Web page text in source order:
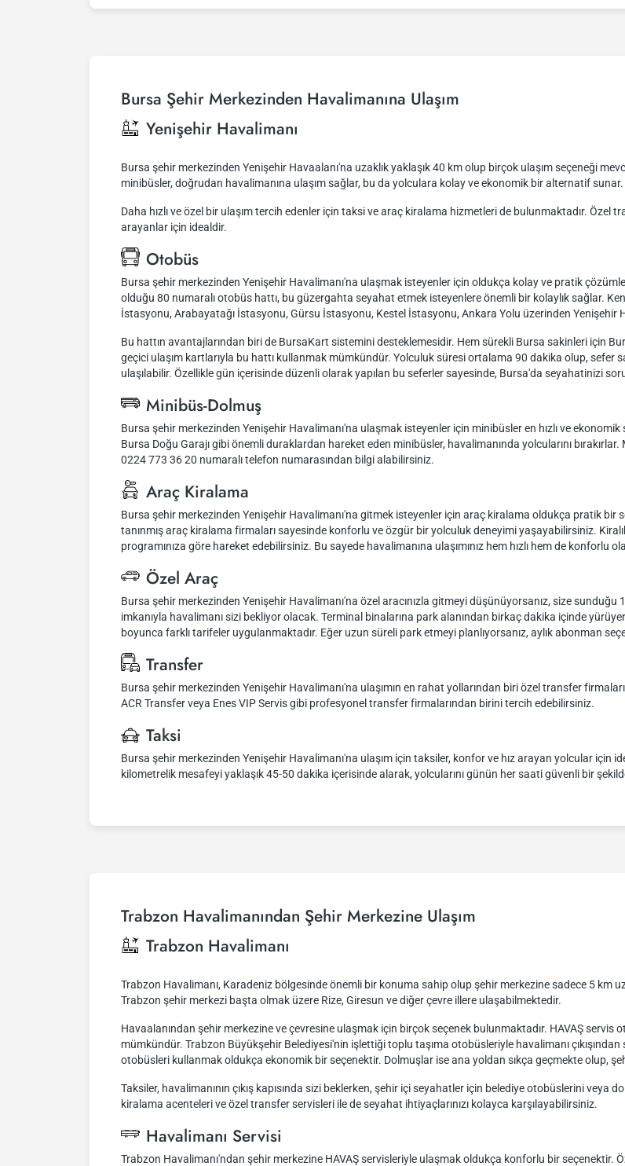
Bursa Şehir Merkezinden Havalimanına Ulaşım
Yenişehir Havalimanı
Bursa şehir merkezinden Yenişehir Havaalanı'na uzaklık yaklaşık 40 km olup birçok ulaşım seçeneği
minibüsler, doğrudan havalimanına ulaşım sağlar, bu da yolculara kolay ve ekonomik bir alternatif sunar.
Daha hızlı ve özel bir ulaşım tercih edenler için taksi ve araç kiralama hizmetleri de bulunmaktadır.
arayanlar için idealdir.
Otobüs
Bursa şehir merkezinden Yenişehir Havalimanı'na ulaşmak isteyenler için oldukça kolay ve pratik
olduğu 80 numaralı otobüs hattı, bu güzergahta seyahat etmek isteyenlere önemli bir kolaylık sağlar.
İstasyonu, Arabayatağı İstasyonu, Gürsu İstasyonu, Kestel İstasyonu, Ankara Yolu üzerinden Yenişehir
Bu hattın avantajlarından biri de BursaKart sistemini desteklemesidir. Hem sürekli Bursa sakinleri için
geçici ulaşım kartlarıyla bu hattı kullanmak mümkündür. Yolculuk süresi ortalama 90 dakika olup, sefer
ulaşılabilir. Özellikle gün içerisinde düzenli olarak yapılan bu seferler sayesinde, Bursa'da seyahatinizi
Minibüs-Dolmuş
Bursa şehir merkezinden Yenişehir Havalimanı'na ulaşmak isteyenler için minibüsler en hızlı ve
Bursa Doğu Garajı gibi önemli duraklardan hareket eden minibüsler, havalimanında yolcularını
0224 773 36 20 numaralı telefon numarasından bilgi alabilirsiniz.
Araç Kiralama
Bursa şehir merkezinden Yenişehir Havalimanı'na gitmek isteyenler için araç kiralama oldukça pratik bir
tanınmış araç kiralama firmaları sayesinde konforlu ve özgür bir yolculuk deneyimi yaşayabilirsiniz.
programınıza göre hareket edebilirsiniz. Bu sayede havalimanına ulaşımınız hem hızlı hem de konforlu
Özel Araç
Bursa şehir merkezinden Yenişehir Havalimanı'na özel aracınızla gitmeyi düşünüyorsanız, size
imkanıyla havalimanı sizi bekliyor olacak. Terminal binalarına park alanından birkaç dakika içinde
boyunca farklı tarifeler uygulanmaktadır. Eğer uzun süreli park etmeyi planlıyorsanız, aylık abonman
Transfer
Bursa şehir merkezinden Yenişehir Havalimanı'na ulaşımın en rahat yollarından biri özel transfer
ACR Transfer veya Enes VIP Servis gibi profesyonel transfer firmalarından birini tercih edebilirsiniz.
Taksi
Bursa şehir merkezinden Yenişehir Havalimanı'na ulaşım için taksiler, konfor ve hız arayan yolcular için
kilometrelik mesafeyi yaklaşık 45-50 dakika içerisinde alarak, yolcularını günün her saati güvenli bir
Trabzon Havalimanından Şehir Merkezine Ulaşım
Trabzon Havalimanı
Trabzon Havalimanı, Karadeniz bölgesinde önemli bir konuma sahip olup şehir merkezine sadece 5 km
Trabzon şehir merkezi başta olmak üzere Rize, Giresun ve diğer çevre illere ulaşabilmektedir.
Havaalanından şehir merkezine ve çevresine ulaşmak için birçok seçenek bulunmaktadır. HAVAŞ servis
mümkündür. Trabzon Büyükşehir Belediyesi'nin işlettiği toplu taşıma otobüsleriyle havalimanı
otobüsleri kullanmak oldukça ekonomik bir seçenektir. Dolmuşlar ise ana yoldan sıkça geçmekte olup,
Taksiler, havalimanının çıkış kapısında sizi beklerken, şehir içi seyahatler için belediye otobüslerini veya
kiralama acenteleri ve özel transfer servisleri ile de seyahat ihtiyaçlarınızı kolayca karşılayabilirsiniz.
Havalimanı Servisi
Trabzon Havalimanı'ndan şehir merkezine HAVAŞ servisleriyle ulaşmak oldukça konforlu bir seçenektir.